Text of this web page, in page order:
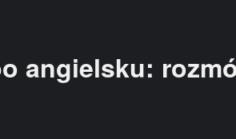
angielsku: